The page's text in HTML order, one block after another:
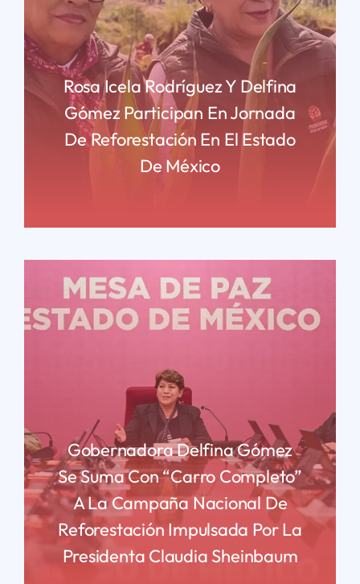
Rosa Icela Rodríguez Y Delfina
Gómez Participan En Jornada
De Reforestación En El Estado
De México
Gobernadora Delfina Gómez
Se Suma Con “carro Completo”
A La Campaña Nacional De
Reforestación Impulsada Por La
Presidenta Claudia Sheinbaum